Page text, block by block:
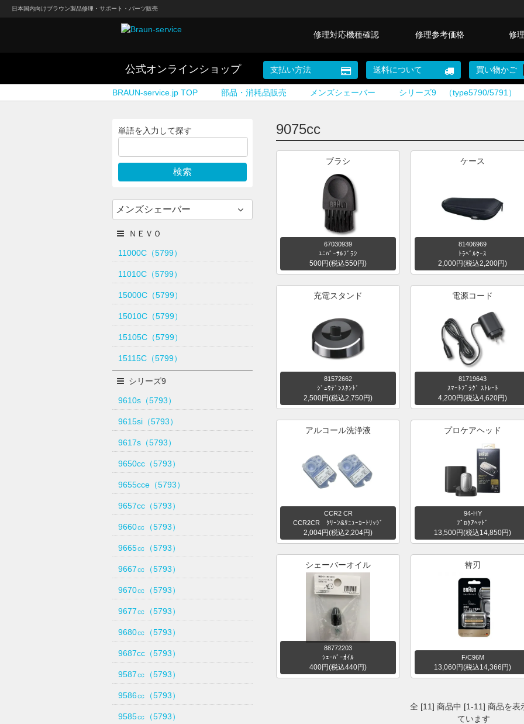
日本国内向けブラウン製品修理・サポート・パーツ販売
修理対応機種確認 修理参考価格 修
公式オンラインショップ 支払い方法 送料について 買い物かご
BRAUN-service.jp TOP 部品・消耗品販売 メンズシェーバー シリーズ9 （type5790/5791）
単語を入力して探す
メンズシェーバー
ＮＥＶＯ
11000C（5799）
11010C（5799）
15000C（5799）
15010C（5799）
15105C（5799）
15115C（5799）
シリーズ9
9610s（5793）
9615si（5793）
9617s（5793）
9650cc（5793）
9655cce（5793）
9657cc（5793）
9660㏄（5793）
9665㏄（5793）
9667㏄（5793）
9670㏄（5793）
9677㏄（5793）
9680㏄（5793）
9687cc（5793）
9587㏄（5793）
9586㏄（5793）
9585㏄（5793）
9075cc
ブラシ
67030939
ﾕﾆﾊﾞｰｻﾙﾌﾞﾗｼ
500円(税込550円)
ケース
81406969
ﾄﾗﾍﾞﾙｹｰｽ
2,000円(税込2,200円)
充電スタンド
81572662
ｼﾞｭｳﾃﾞﾝｽﾀﾝﾄﾞ
2,500円(税込2,750円)
電源コード
81719643
ｽﾏｰﾄﾌﾟﾗｸﾞ ｽﾄﾚｰﾄ
4,200円(税込4,620円)
アルコール洗浄液
CCR2 CR
CCR2CR ｸﾘｰﾝ&ﾘﾆｭｰｶｰﾄﾘｯｼﾞ
2,004円(税込2,204円)
プロケアヘッド
94-HY
ﾌﾟﾛｹｱﾍｯﾄﾞ
13,500円(税込14,850円)
シェーバーオイル
88772203
ｼｪｰﾊﾞｰｵｲﾙ
400円(税込440円)
替刃
F/C96M
13,060円(税込14,366円)
全 [11] 商品中 [1-11] 商品を表
ています